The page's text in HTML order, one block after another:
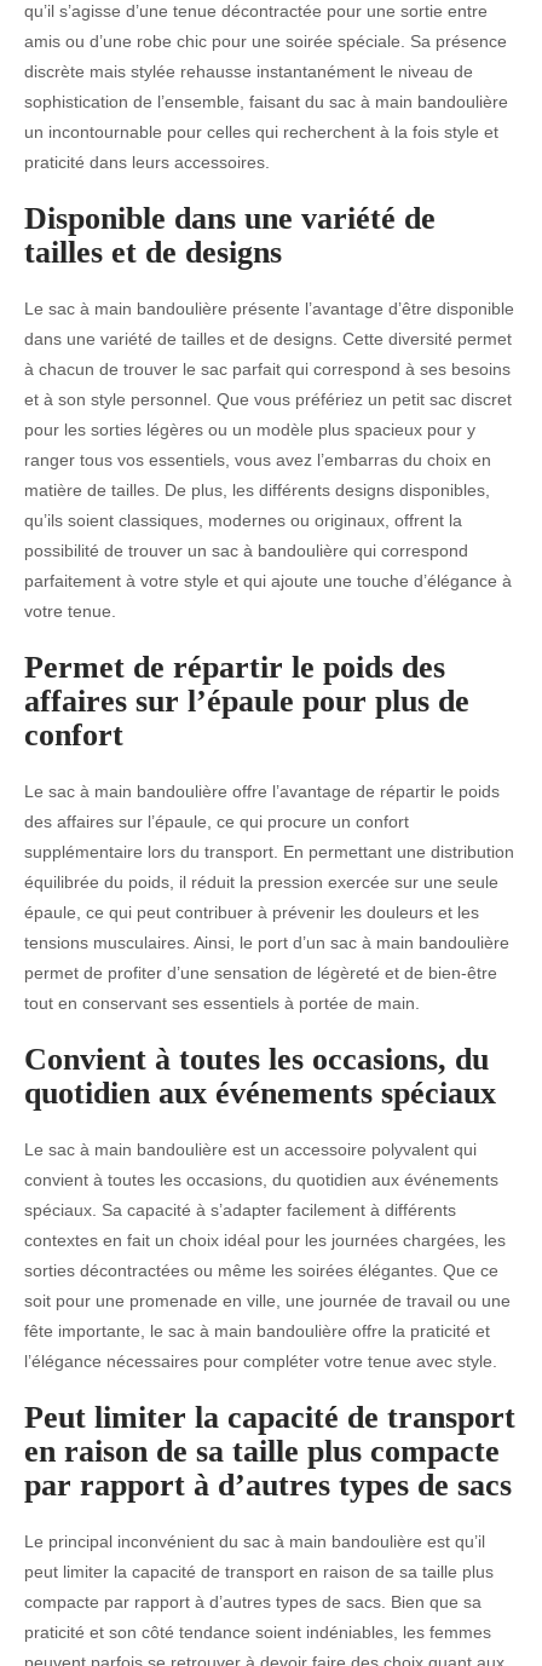
qu’il s’agisse d’une tenue décontractée pour une sortie entre
amis ou d’une robe chic pour une soirée spéciale. Sa présence
discrète mais stylée rehausse instantanément le niveau de
sophistication de l’ensemble, faisant du sac à main bandoulière
un incontournable pour celles qui recherchent à la fois style et
praticité dans leurs accessoires.
Disponible dans une variété de
tailles et de designs
Le sac à main bandoulière présente l’avantage d’être disponible
dans une variété de tailles et de designs. Cette diversité permet
à chacun de trouver le sac parfait qui correspond à ses besoins
et à son style personnel. Que vous préfériez un petit sac discret
pour les sorties légères ou un modèle plus spacieux pour y
ranger tous vos essentiels, vous avez l’embarras du choix en
matière de tailles. De plus, les différents designs disponibles,
qu’ils soient classiques, modernes ou originaux, offrent la
possibilité de trouver un sac à bandoulière qui correspond
parfaitement à votre style et qui ajoute une touche d’élégance à
votre tenue.
Permet de répartir le poids des
affaires sur l’épaule pour plus de
confort
Le sac à main bandoulière offre l’avantage de répartir le poids
des affaires sur l’épaule, ce qui procure un confort
supplémentaire lors du transport. En permettant une distribution
équilibrée du poids, il réduit la pression exercée sur une seule
épaule, ce qui peut contribuer à prévenir les douleurs et les
tensions musculaires. Ainsi, le port d’un sac à main bandoulière
permet de profiter d’une sensation de légèreté et de bien-être
tout en conservant ses essentiels à portée de main.
Convient à toutes les occasions, du
quotidien aux événements spéciaux
Le sac à main bandoulière est un accessoire polyvalent qui
convient à toutes les occasions, du quotidien aux événements
spéciaux. Sa capacité à s’adapter facilement à différents
contextes en fait un choix idéal pour les journées chargées, les
sorties décontractées ou même les soirées élégantes. Que ce
soit pour une promenade en ville, une journée de travail ou une
fête importante, le sac à main bandoulière offre la praticité et
l’élégance nécessaires pour compléter votre tenue avec style.
Peut limiter la capacité de transport
en raison de sa taille plus compacte
par rapport à d’autres types de sacs
Le principal inconvénient du sac à main bandoulière est qu’il
peut limiter la capacité de transport en raison de sa taille plus
compacte par rapport à d’autres types de sacs. Bien que sa
praticité et son côté tendance soient indéniables, les femmes